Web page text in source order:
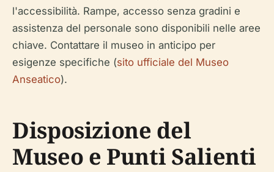
l'accessibilità. Rampe, accesso senza gradini e
assistenza del personale sono disponibili nelle aree
chiave. Contattare il museo in anticipo per
esigenze specifiche (sito ufficiale del Museo
Anseatico).
Disposizione del
Museo e Punti Salienti